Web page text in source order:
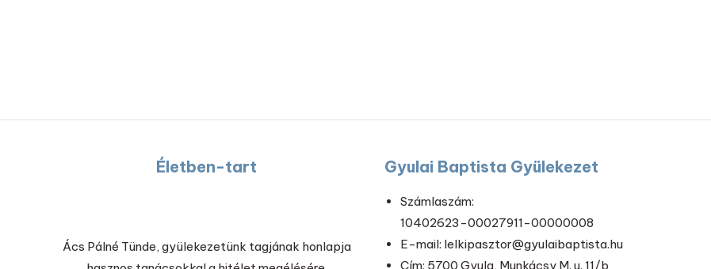
Életben-tart
Ács Pálné Tünde, gyülekezetünk tagjának honlapja
Gyulai Baptista Gyülekezet
Számlaszám:
10402623-00027911-00000008
E-mail: lelkipasztor@gyulaibaptista.hu
Cím: 5700 Gyula, Munkácsy M. u. 11/b